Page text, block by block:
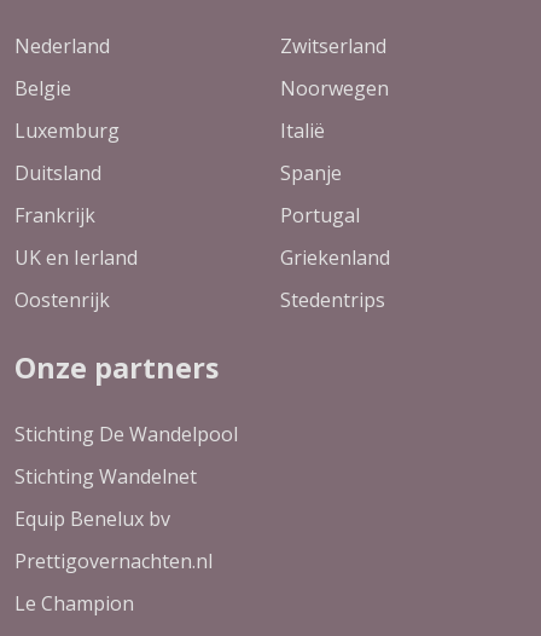
Nederland
Belgie
Luxemburg
Duitsland
Frankrijk
UK en Ierland
Oostenrijk
Zwitserland
Noorwegen
Italië
Spanje
Portugal
Griekenland
Stedentrips
Onze partners
Stichting De Wandelpool
Stichting Wandelnet
Equip Benelux bv
Prettigovernachten.nl
Le Champion